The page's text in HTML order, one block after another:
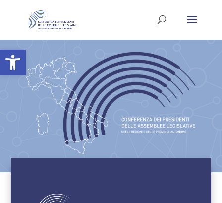
Apri la barra degli strumenti